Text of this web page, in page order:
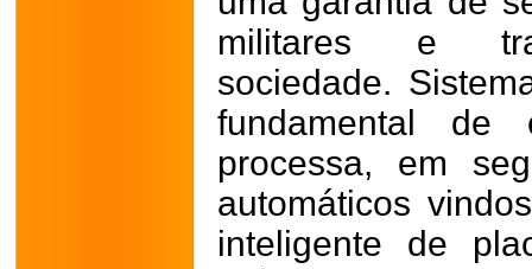
militares e
sociedade.
fundamental de
processa, em
automáticos
inteligente de